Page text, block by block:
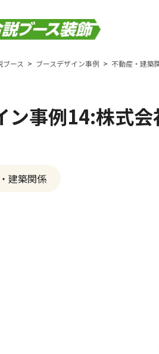
ース ブースデザイン事例 不動産・建築
ン事例14:株式
建築関係